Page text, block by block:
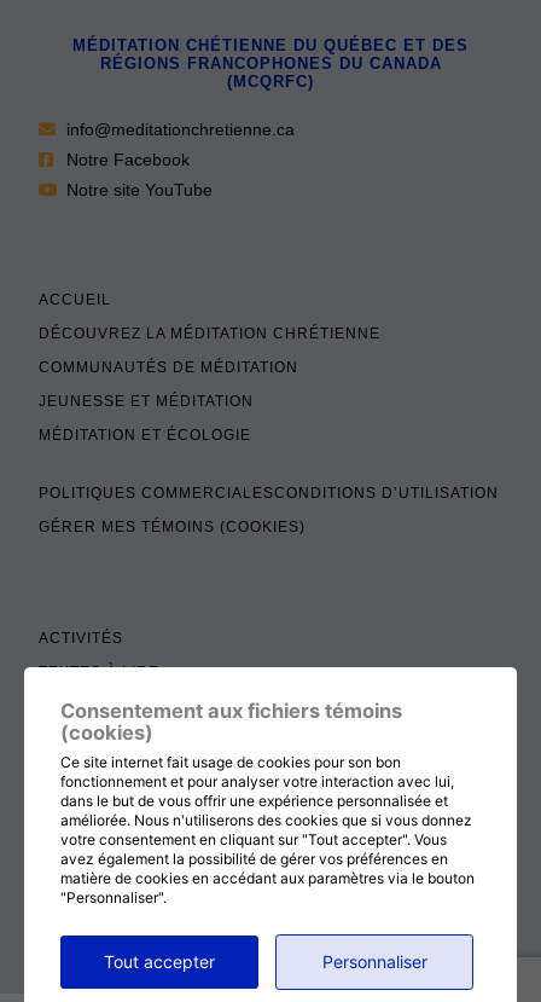
MÉDITATION CHÉTIENNE DU QUÉBEC ET DES
RÉGIONS FRANCOPHONES DU CANADA
(MCQRFC)
info@meditationchretienne.ca
Notre Facebook
Notre site YouTube
ACCUEIL
DÉCOUVREZ LA MÉDITATION CHRÉTIENNE
COMMUNAUTÉS DE MÉDITATION
JEUNESSE ET MÉDITATION
MÉDITATION ET ÉCOLOGIE
POLITIQUES COMMERCIALESCONDITIONS D’UTILISATION
GÉRER MES TÉMOINS (COOKIES)
ACTIVITÉS
TEXTES À LIRE
ADMINISTRATION
BOUTIQUE
COTISATION, RENOUVELLEMENT ET ÉCHOS
DON
CONTACTEZ-NOUS
Consentement aux fichiers témoins
(cookies)
Ce site internet fait usage de cookies pour son bon
fonctionnement et pour analyser votre interaction avec lui,
dans le but de vous offrir une expérience personnalisée et
améliorée. Nous n'utiliserons des cookies que si vous donnez
votre consentement en cliquant sur "Tout accepter". Vous
avez également la possibilité de gérer vos préférences en
matière de cookies en accédant aux paramètres via le bouton
"Personnaliser".
Tout accepter Personnaliser